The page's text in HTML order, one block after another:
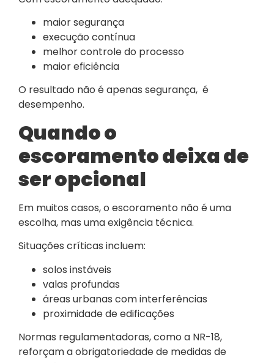
maior segurança
execução contínua
melhor controle do processo
maior eficiência
O resultado não é apenas segurança, é
desempenho.
Quando o
escoramento deixa de
ser opcional
Em muitos casos, o escoramento não é uma
escolha, mas uma exigência técnica.
Situações críticas incluem:
solos instáveis
valas profundas
áreas urbanas com interferências
proximidade de edificações
Normas regulamentadoras, como a NR-18,
reforçam a obrigatoriedade de medidas de